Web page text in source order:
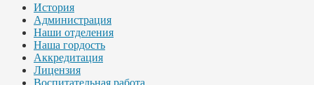
История
Администрация
Наши отделения
Наша гордость
Аккредитация
Лицензия
Воспитательная работа